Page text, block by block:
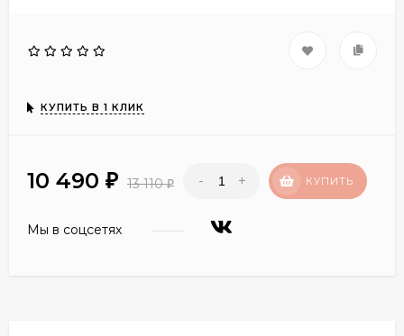
КУПИТЬ В 1 КЛИК
10 490 ₽ 13 110₽ - + КУПИТЬ
Мы в соцсетях